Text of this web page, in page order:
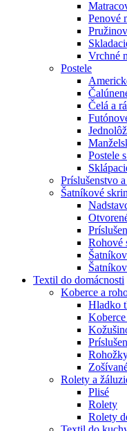
Penové
Vrchné
Postele
Čelá a
Postele
Príslušenstvo
Šatníkové
Rohové
Textil do domácnosti
Koberce a
Hladko
Rolety a
Plisé
Rolety
Rolety